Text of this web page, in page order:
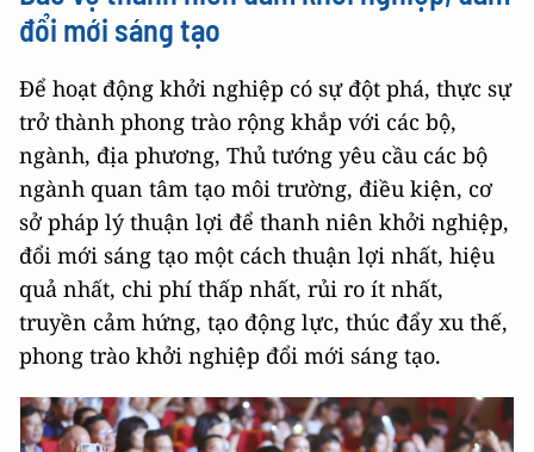
đổi mới sáng tạo
Để hoạt động khởi nghiệp có sự đột phá, thực sự
trở thành phong trào rộng khắp với các bộ,
ngành, địa phương, Thủ tướng yêu cầu các bộ
ngành quan tâm tạo môi trường, điều kiện, cơ
sở pháp lý thuận lợi để thanh niên khởi nghiệp,
đổi mới sáng tạo một cách thuận lợi nhất, hiệu
quả nhất, chi phí thấp nhất, rủi ro ít nhất,
truyền cảm hứng, tạo động lực, thúc đẩy xu thế,
phong trào khởi nghiệp đổi mới sáng tạo.